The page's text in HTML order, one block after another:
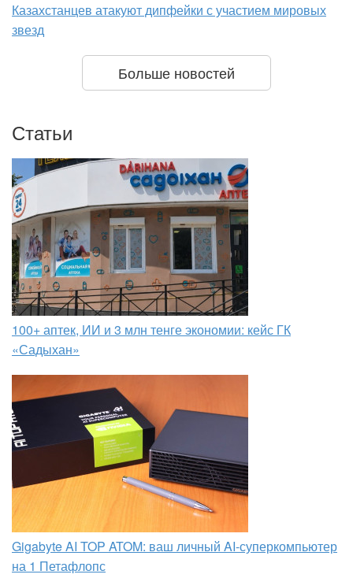
Казахстанцев атакуют дипфейки с участием мировых
звезд
Больше новостей
Статьи
100+ аптек, ИИ и 3 млн тенге экономии: кейс ГК
«Садыхан»
Gigabyte AI TOP ATOM: ваш личный AI-суперкомпьютер
на 1 Петафлопс